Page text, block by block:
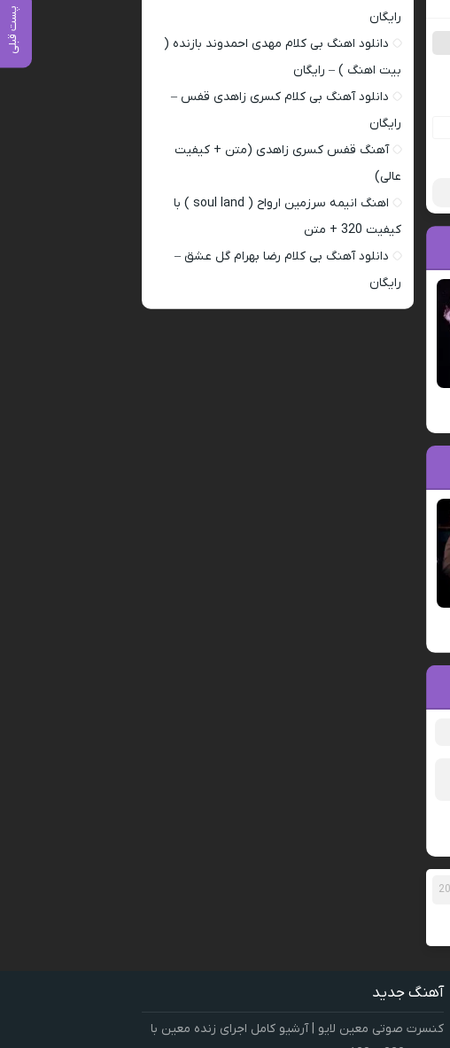
پست قبلی
رایگان
دانلود اهنگ بی کلام مهدی احمدوند بازنده (
بیت اهنگ ) – رایگان
دانلود آهنگ بی کلام کسری زاهدی قفس –
رایگان
آهنگ قفس کسری زاهدی (متن + کیفیت
عالی)
اهنگ انیمه سرزمین ارواح ( soul land ) با
کیفیت 320 + متن
دانلود آهنگ بی کلام رضا بهرام گل عشق –
رایگان
آهنگ جدید
کنسرت صوتی معین لایو | آرشیو کامل اجرای زنده معین با